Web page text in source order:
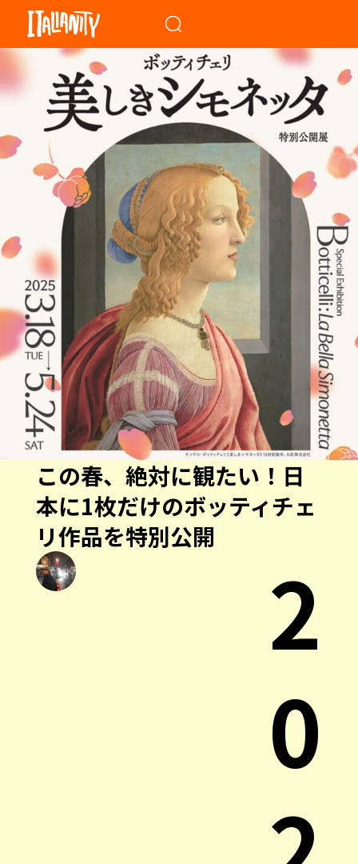
この春、絶対に観たい！日
本に1枚だけのボッティチェ
リ作品を特別公開
2
0